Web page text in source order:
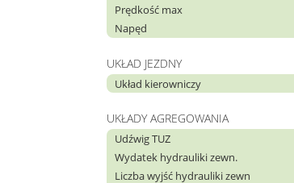
Prędkość max
Napęd
UKŁAD JEZDNY
Układ kierowniczy
UKŁADY AGREGOWANIA
Udźwig TUZ
Wydatek hydrauliki zewn.
Liczba wyjść hydrauliki zewn